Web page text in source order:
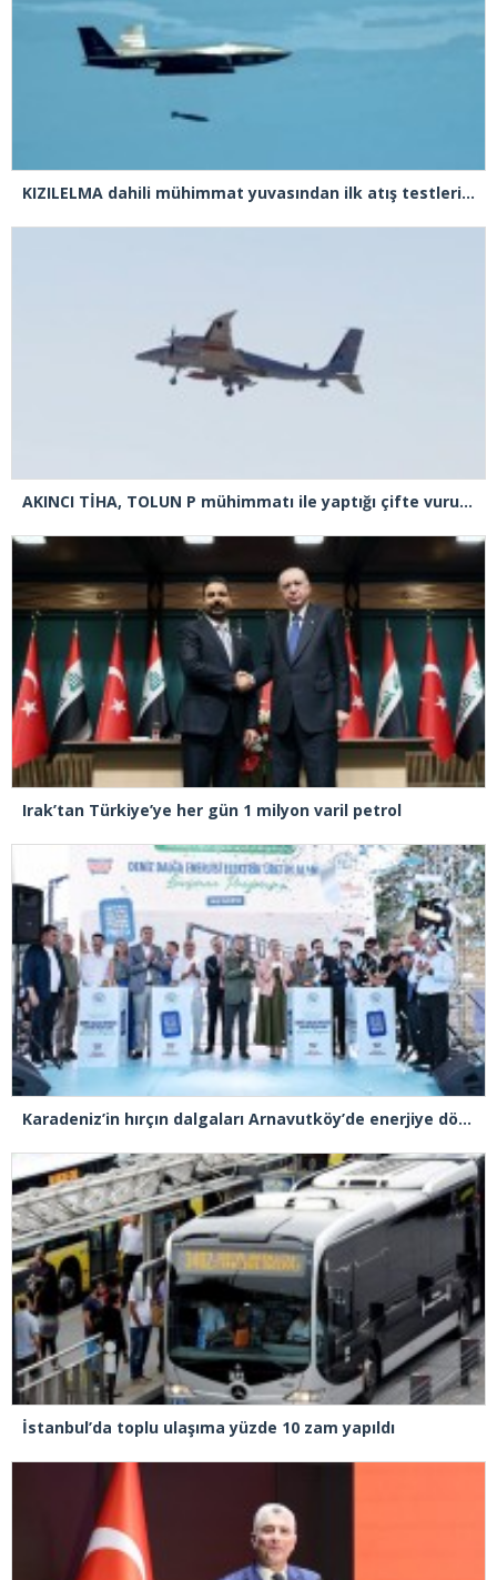
KIZILELMA dahili mühimmat yuvasından ilk atış testlerini başarıyla tamamladı
AKINCI TİHA, TOLUN P mühimmatı ile yaptığı çifte vuruşta hedefi tam isabetle vurdu
Irak’tan Türkiye’ye her gün 1 milyon varil petrol
Karadeniz’in hırçın dalgaları Arnavutköy’de enerjiye dönüştü
İstanbul’da toplu ulaşıma yüzde 10 zam yapıldı